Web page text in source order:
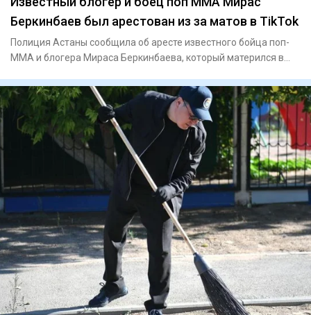
Беркинбаев был арестован из за матов в TikTok
Полиция Астаны сообщила об аресте известного бойца поп-
ММА и блогера Мираса Беркинбаева, который матерился в